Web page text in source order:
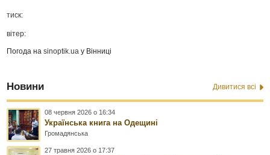
тиск:
вітер:
Погода наsinoptik.ua у Вінниці
Новини Дивитися всі
08 червня 2026 о 16:34
Українська книга на Одещині
Громадянська
27 травня 2026 о 17:37